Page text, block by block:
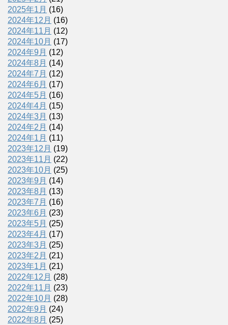
2025年1月 (16)
2024年12月 (16)
2024年11月 (12)
2024年10月 (17)
2024年9月 (12)
2024年8月 (14)
2024年7月 (12)
2024年6月 (17)
2024年5月 (16)
2024年4月 (15)
2024年3月 (13)
2024年2月 (14)
2024年1月 (11)
2023年12月 (19)
2023年11月 (22)
2023年10月 (25)
2023年9月 (14)
2023年8月 (13)
2023年7月 (16)
2023年6月 (23)
2023年5月 (25)
2023年4月 (17)
2023年3月 (25)
2023年2月 (21)
2023年1月 (21)
2022年12月 (28)
2022年11月 (23)
2022年10月 (28)
2022年9月 (24)
2022年8月 (25)